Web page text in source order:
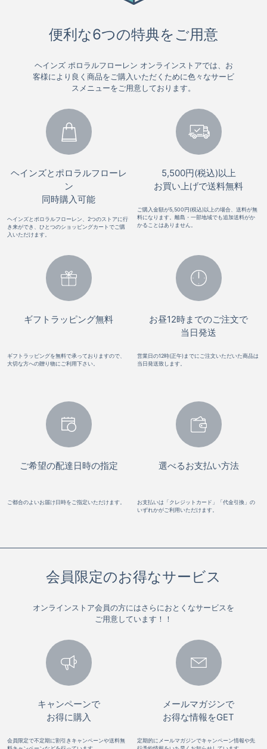
便利な6つの特典をご用意
ヘインズ ポロラルフローレン オンラインストアでは、お
客様により良く商品をご購入いただくために色々なサービ
スメニューをご用意しております。
ヘインズとポロラルフローレ
ン
同時購入可能
ヘインズとポロラルフローレン、2つのストアに行
き来ができ、ひとつのショッピングカートでご購
入いただけます。
5,500円(税込)以上
お買い上げで送料無料
ご購入金額が5,500円(税込)以上の場合、送料が無
料になります。離島・一部地域でも追加送料がか
かることはありません。
ギフトラッピング無料
ギフトラッピングを無料で承っておりますので、
大切な方への贈り物にご利用下さい。
お昼12時までのご注文で
当日発送
営業日の12時(正午)までにご注文いただいた商品は
当日発送致します。
ご希望の配達日時の指定
ご都合のよいお届け日時をご指定いただけます。
選べるお支払い方法
お支払いは「クレジットカード」「代金引換」の
いずれかがご利用いただけます。
会員限定のお得なサービス
オンラインストア会員の方にはさらにおとくなサービスを
ご用意しています！！
キャンペーンで
お得に購入
会員限定で不定期に割引きキャンペーンや送料無
メールマガジンで
お得な情報をGET
定期的にメールマガジンでキャンペーン情報や先